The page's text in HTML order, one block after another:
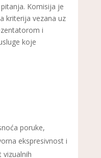
Komisija je
kriterija vezana uz
i
koje
poruke,
ekspresivnost i